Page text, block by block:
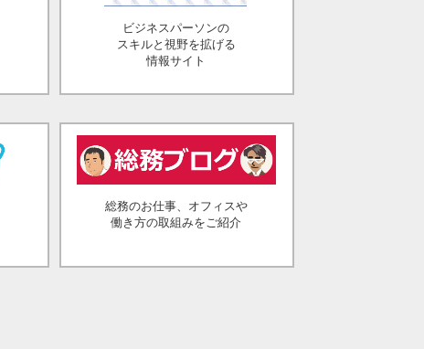
ビジネスパーソンの
スキルと視野を拡げる
情報サイト
総務のお仕事、オフィスや
働き方の取組みをご紹介